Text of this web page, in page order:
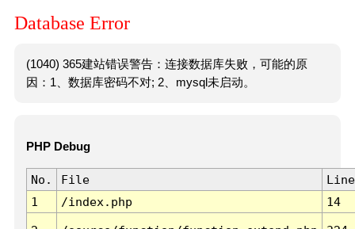
Database Error
(1040) 365建站错误警告：连接数据库失败，可能的原
因：1、数据库密码不对; 2、mysql未启动。
PHP Debug
No. File
Line
1
/index.php 14